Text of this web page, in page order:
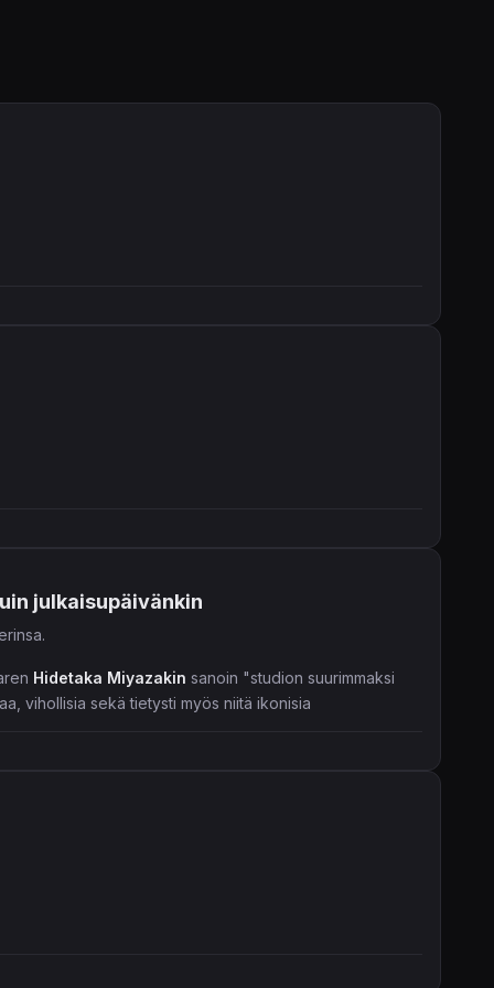
julkaisupäivänkin
Hidetaka Miyazakin sanoin "studion suurimmaksi
vihollisia sekä tietysti myös niitä ikonisia